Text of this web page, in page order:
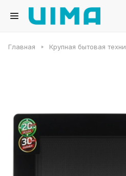
Главная Крупная бытовая